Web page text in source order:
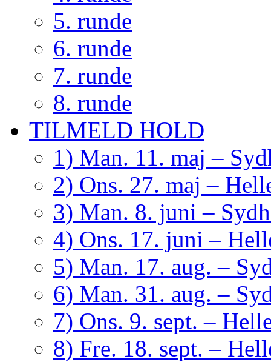
5. runde
6. runde
7. runde
8. runde
TILMELD HOLD
1) Man. 11. maj –
2) Ons. 27. maj –
3) Man. 8. juni –
4) Ons. 17. juni –
5) Man. 17. aug. –
6) Man. 31. aug. –
7) Ons. 9. sept. –
8) Fre. 18. sept. –